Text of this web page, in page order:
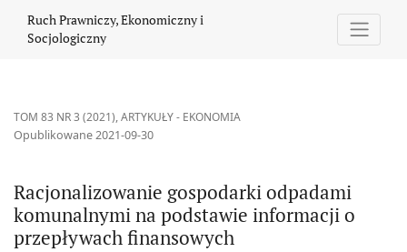
Ruch Prawniczy, Ekonomiczny i
Socjologiczny
TOM 83 NR 3 (2021),ARTYKUŁY - EKONOMIA
Racjonalizowanie gospodarki odpadami
komunalnymi na podstawie informacji o
przepływach finansowych
Opublikowane 2021-09-30